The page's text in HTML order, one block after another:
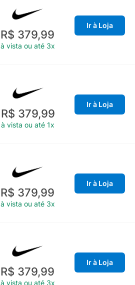
R$ 379,99
à vista ou até 3x
Ir à Loja
R$ 379,99
à vista ou até 1x
Ir à Loja
R$ 379,99
à vista ou até 3x
Ir à Loja
R$ 379,99
à vista ou até 3x
Ir à Loja